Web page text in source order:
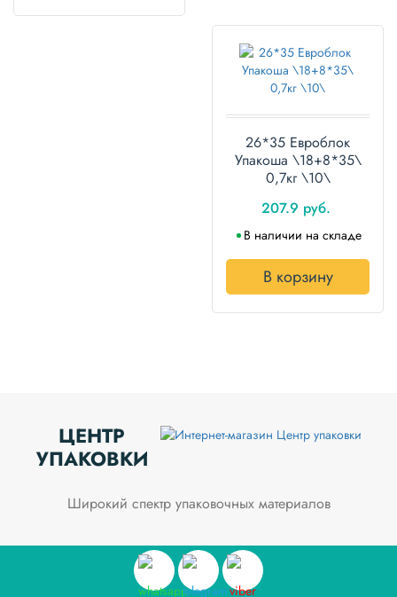
26*35 Евроблок
Упакоша \18+8*35\
0,7кг \10\
207.9 руб.
В наличии на складе
В корзину
ЦЕНТР
УПАКОВКИ
Широкий спектр упаковочных материалов